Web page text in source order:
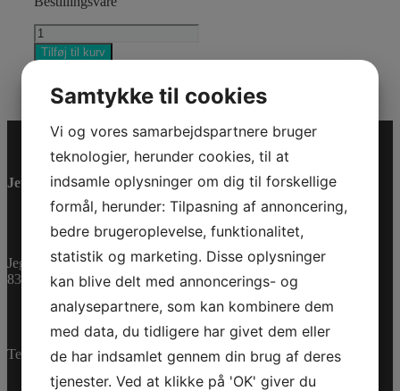
BOYAU
12MM.
*HOSE-
antal
Tilføj til kurv
Reservedele
Jet-Trade Powersport
Jegstrupvej 280
8361 Hasselager
Telefon:+45 70 200 600
Samtykke til cookies
Vi og vores samarbejdspartnere bruger
teknologier, herunder cookies, til at
indsamle oplysninger om dig til forskellige
formål, herunder: Tilpasning af annoncering,
bedre brugeroplevelse, funktionalitet,
statistik og marketing. Disse oplysninger
kan blive delt med annoncerings- og
analysepartnere, som kan kombinere dem
med data, du tidligere har givet dem eller
de har indsamlet gennem din brug af deres
tjenester. Ved at klikke på 'OK' giver du